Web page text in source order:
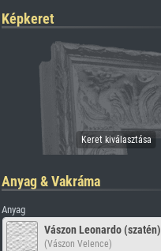
Képkeret
Anyag & Vakráma
Anyag
Vászon Leonardo (szatén)
(Vászon Velence)